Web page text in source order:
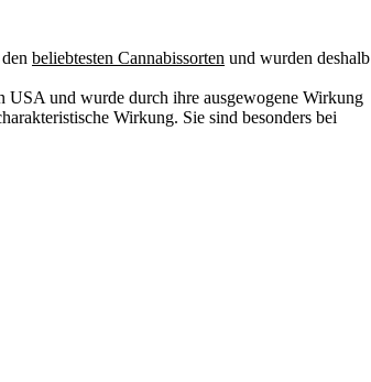
beliebtesten Cannabissorten und wurden deshalb
USA und wurde durch ihre ausgewogene Wirkung
Wirkung. Sie sind besonders bei